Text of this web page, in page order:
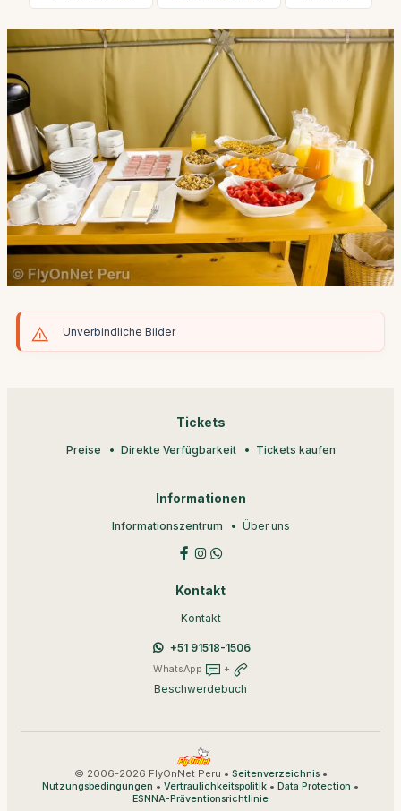
Unverbindliche Bilder
Tickets
Preise Direkte Verfügbarkeit Tickets kaufen
Informationen
Informationszentrum Über uns
Kontakt
Kontakt
+51 91518-1506
WhatsApp +
Beschwerdebuch
© 2006-2026 FlyOnNet Peru • Seitenverzeichnis•
Nutzungsbedingungen • Vertraulichkeitspolitik • Data Protection •
ESNNA-Präventionsrichtlinie